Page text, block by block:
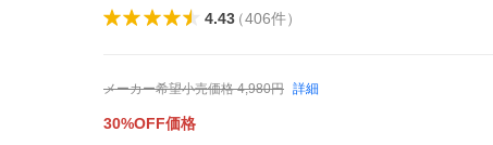
4.43（406件）
メーカー希望小売価格 4,980円 詳細
30%OFF価格